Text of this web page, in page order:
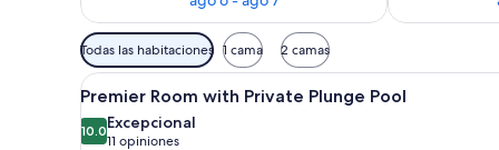
Filtros
disponibles
para
las
habitaciones
Todas las habitaciones 1 cama 2 camas
Abrir
todas
las
Habitación de hotel con
7
Premier Room with Private Plunge Pool
10.010.0 de 10
Excepcional
11 opiniones
(11